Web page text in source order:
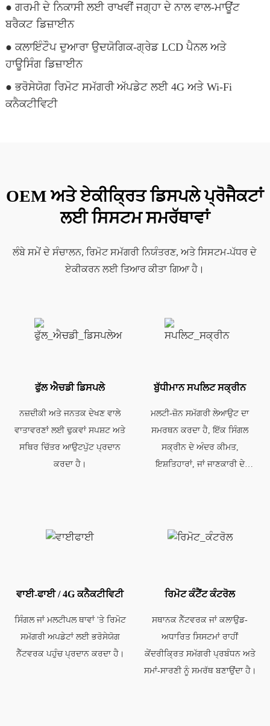
● ਗਰਮੀ ਦੇ ਨਿਕਾਸੀ ਲਈ ਰਾਖਵੀਂ ਜਗ੍ਹਾ ਦੇ ਨਾਲ ਵਾਲ-ਮਾਊਂਟ
ਬਰੈਕਟ ਡਿਜ਼ਾਈਨ
● ਕਲਾਇੰਟੌਪ ਦੁਆਰਾ ਉਦਯੋਗਿਕ-ਗ੍ਰੇਡ LCD ਪੈਨਲ ਅਤੇ
ਹਾਊਸਿੰਗ ਡਿਜ਼ਾਈਨ
● ਭਰੋਸੇਯੋਗ ਰਿਮੋਟ ਸਮੱਗਰੀ ਅੱਪਡੇਟ ਲਈ 4G ਅਤੇ Wi-Fi
ਕਨੈਕਟੀਵਿਟੀ
OEM ਅਤੇ ਏਕੀਕ੍ਰਿਤ ਡਿਸਪਲੇ ਪ੍ਰੋਜੈਕਟਾਂ
ਲਈ ਸਿਸਟਮ ਸਮਰੱਥਾਵਾਂ
ਲੰਬੇ ਸਮੇਂ ਦੇ ਸੰਚਾਲਨ, ਰਿਮੋਟ ਸਮੱਗਰੀ ਨਿਯੰਤਰਣ, ਅਤੇ ਸਿਸਟਮ-ਪੱਧਰ ਦੇ
ਏਕੀਕਰਨ ਲਈ ਤਿਆਰ ਕੀਤਾ ਗਿਆ ਹੈ।
ਫੁੱਲ ਐਚਡੀ ਡਿਸਪਲੇ
ਨਜ਼ਦੀਕੀ ਅਤੇ ਜਨਤਕ ਦੇਖਣ ਵਾਲੇ
ਵਾਤਾਵਰਣਾਂ ਲਈ ਢੁਕਵਾਂ ਸਪਸ਼ਟ ਅਤੇ
ਸਥਿਰ ਚਿੱਤਰ ਆਉਟਪੁੱਟ ਪ੍ਰਦਾਨ
ਕਰਦਾ ਹੈ।
ਬੁੱਧੀਮਾਨ ਸਪਲਿਟ ਸਕ੍ਰੀਨ
ਮਲਟੀ-ਜ਼ੋਨ ਸਮੱਗਰੀ ਲੇਆਉਟ ਦਾ
ਸਮਰਥਨ ਕਰਦਾ ਹੈ, ਇੱਕ ਸਿੰਗਲ
ਸਕ੍ਰੀਨ ਦੇ ਅੰਦਰ ਕੀਮਤ,
ਇਸ਼ਤਿਹਾਰਾਂ, ਜਾਂ ਜਾਣਕਾਰੀ ਦੇ
ਵਾਈ-ਫਾਈ / 4G ਕਨੈਕਟੀਵਿਟੀ
ਸਿੰਗਲ ਜਾਂ ਮਲਟੀਪਲ ਥਾਵਾਂ 'ਤੇ ਰਿਮੋਟ
ਸਮੱਗਰੀ ਅਪਡੇਟਾਂ ਲਈ ਭਰੋਸੇਯੋਗ
ਨੈੱਟਵਰਕ ਪਹੁੰਚ ਪ੍ਰਦਾਨ ਕਰਦਾ ਹੈ।
ਰਿਮੋਟ ਕੰਟੈਂਟ ਕੰਟਰੋਲ
ਸਥਾਨਕ ਨੈੱਟਵਰਕ ਜਾਂ ਕਲਾਉਡ-
ਅਧਾਰਿਤ ਸਿਸਟਮਾਂ ਰਾਹੀਂ
ਕੇਂਦਰੀਕ੍ਰਿਤ ਸਮੱਗਰੀ ਪ੍ਰਬੰਧਨ ਅਤੇ
ਸਮਾਂ-ਸਾਰਣੀ ਨੂੰ ਸਮਰੱਥ ਬਣਾਉਂਦਾ ਹੈ।